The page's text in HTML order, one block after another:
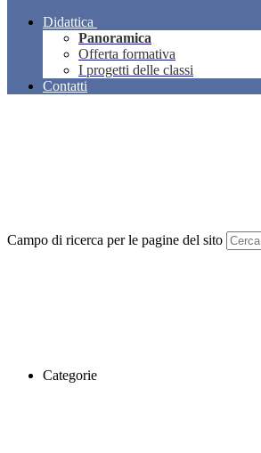
Didattica
Panoramica
Offerta formativa
I progetti delle classi
Contatti
Campo di ricerca per le pagine del sito
Categorie